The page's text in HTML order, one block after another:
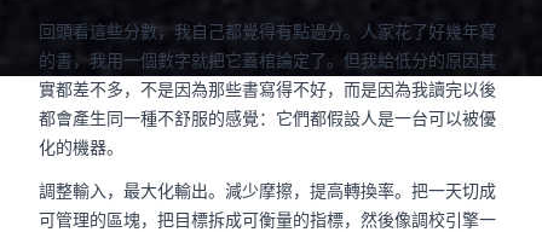
回頭看這些分數，我自己都覺得有點過分。人家花了好幾年寫
的書，我用一個數字就把它蓋棺論定了。但我給低分的原因其
實都差不多，不是因為那些書寫得不好，而是因為我讀完以後
都會產生同一種不舒服的感覺：它們都假設人是一台可以被優
化的機器。
調整輸入，最大化輸出。減少摩擦，提高轉換率。把一天切成
可管理的區塊，把目標拆成可衡量的指標，然後像調校引擎一